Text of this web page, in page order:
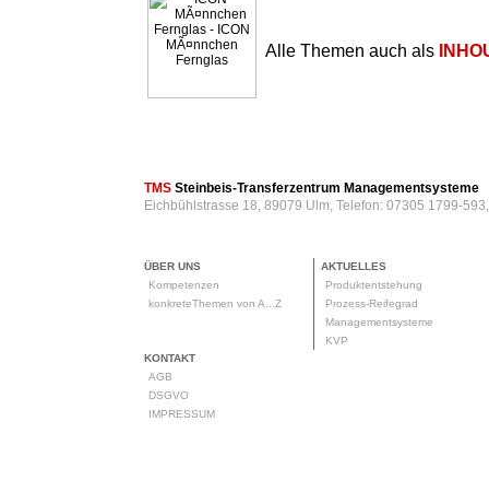
Alle Themen auch als
TMS Steinbeis-Transferzentrum Managementsysteme
Eichbühlstrasse 18, 89079 Ulm, Telefon: 07305 1799-
ÜBER UNS
Kompetenzen
konkreteThemen von A...Z
AKTUELLES
Produktentstehung
Prozess-Reifegrad
Managementsysteme
KVP
KONTAKT
AGB
DSGVO
IMPRESSUM